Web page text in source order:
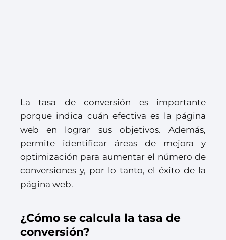
La tasa de conversión es importante
porque indica cuán efectiva es la página
web en lograr sus objetivos. Además,
permite identificar áreas de mejora y
optimización para aumentar el número de
conversiones y, por lo tanto, el éxito de la
página web.
¿Cómo se calcula la tasa de
conversión?